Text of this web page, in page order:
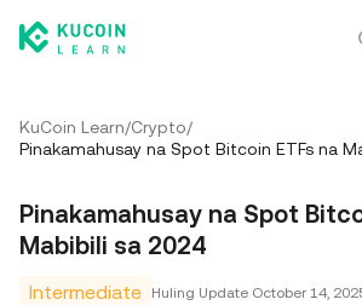
KuCoin Learn/Crypto/
Pinakamahusay na Spot Bitcoin ETFs na
Pinakamahusay na Spot
Mabibili sa 2024
Intermediate Huling Update October 14,